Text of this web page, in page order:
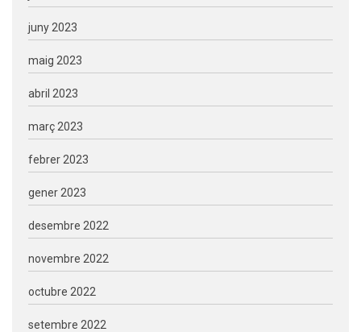
juny 2023
maig 2023
abril 2023
març 2023
febrer 2023
gener 2023
desembre 2022
novembre 2022
octubre 2022
setembre 2022